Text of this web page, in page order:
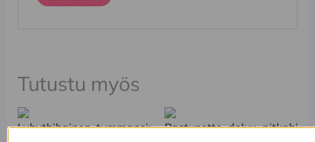
Tutustu myös
Tällä
Tällä